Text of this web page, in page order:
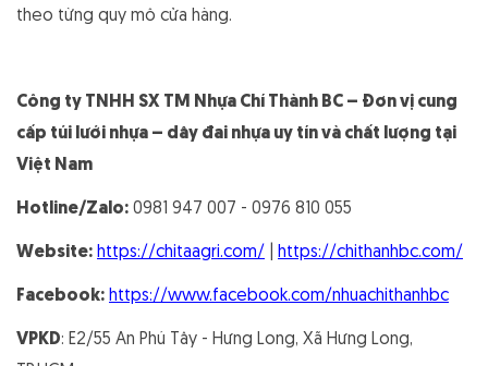
theo từng quy mô cửa hàng.
Công ty TNHH SX TM Nhựa Chí Thành BC – Đơn vị cung
cấp túi lưới nhựa – dây đai nhựa uy tín và chất lượng tại
Việt Nam
Hotline/Zalo: 0981 947 007 - 0976 810 055
Website: https://chitaagri.com/ https://chithanhbc.com/
Facebook: https://www.facebook.com/nhuachithanhbc
VPKD: E2/55 An Phú Tây - Hưng Long, Xã Hưng Long,